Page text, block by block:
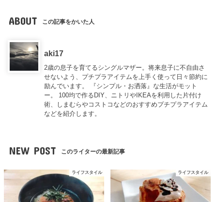
ABOUT この記事をかいた人
aki17
2歳の息子を育てるシングルマザー。将来息子に不自由さ
せないよう、プチプラアイテムを上手く使って日々節約に
励んでいます。 『シンプル・お洒落』な生活がモット
ー。 100均で作るDIY、ニトリやIKEAを利用した片付け
術、しまむらやコストコなどのおすすめプチプラアイテム
などを紹介します。
NEW POST このライターの最新記事
ライフスタイル ライフスタイル